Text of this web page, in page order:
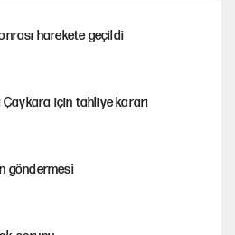
harekete geçildi
Çaykara için tahliye kararı
göndermesi